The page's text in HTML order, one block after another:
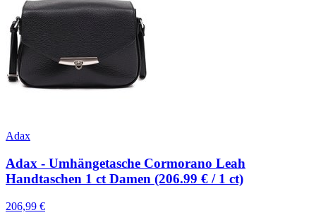
Adax
Adax - Umhängetasche Cormorano Leah
Handtaschen 1 ct Damen (206.99 € / 1 ct)
206,99 €